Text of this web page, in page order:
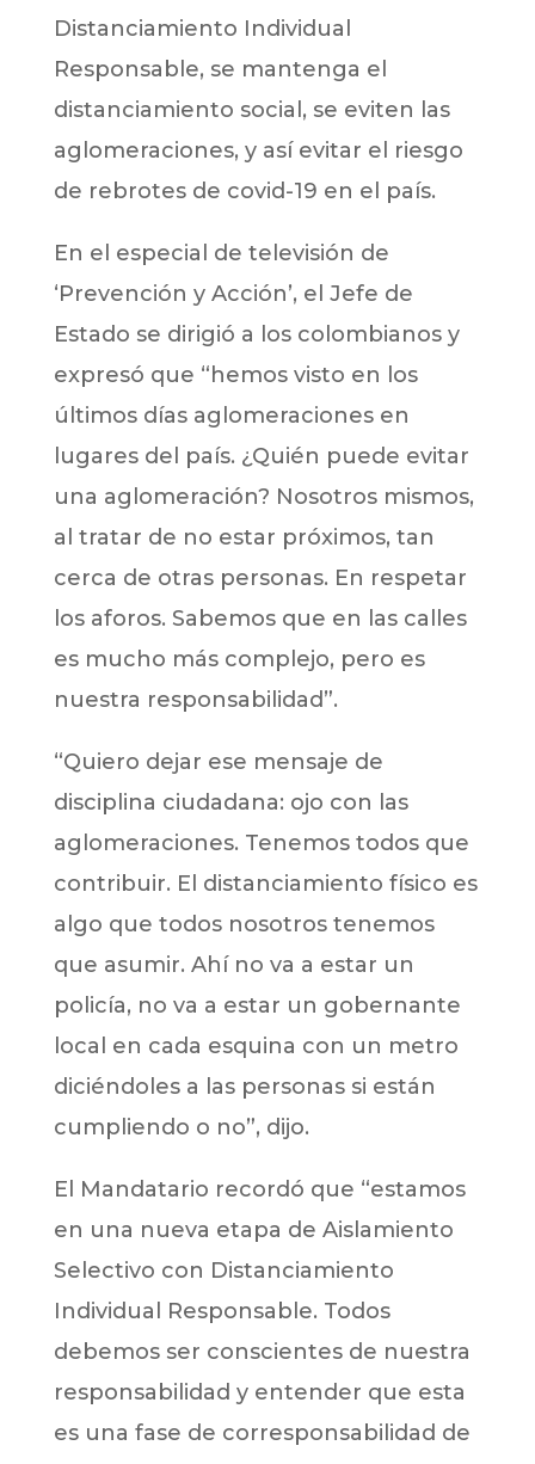
Distanciamiento Individual
Responsable, se mantenga el
distanciamiento social, se eviten las
aglomeraciones, y así evitar el riesgo
de rebrotes de covid-19 en el país.
En el especial de televisión de
‘Prevención y Acción’, el Jefe de
Estado se dirigió a los colombianos y
expresó que “hemos visto en los
últimos días aglomeraciones en
lugares del país. ¿Quién puede evitar
una aglomeración? Nosotros mismos,
al tratar de no estar próximos, tan
cerca de otras personas. En respetar
los aforos. Sabemos que en las calles
es mucho más complejo, pero es
nuestra responsabilidad”.
“Quiero dejar ese mensaje de
disciplina ciudadana: ojo con las
aglomeraciones. Tenemos todos que
contribuir. El distanciamiento físico es
algo que todos nosotros tenemos
que asumir. Ahí no va a estar un
policía, no va a estar un gobernante
local en cada esquina con un metro
diciéndoles a las personas si están
cumpliendo o no”, dijo.
El Mandatario recordó que “estamos
en una nueva etapa de Aislamiento
Selectivo con Distanciamiento
Individual Responsable. Todos
debemos ser conscientes de nuestra
responsabilidad y entender que esta
es una fase de corresponsabilidad de